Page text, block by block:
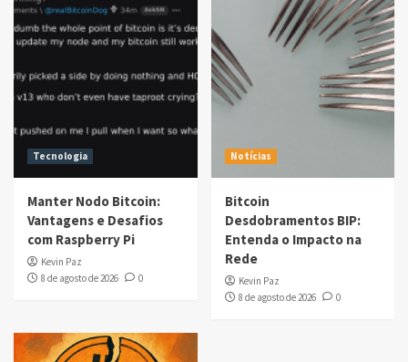
Tecnologia
Manter Nodo Bitcoin:
Vantagens e Desafios
com Raspberry Pi
Kevin Paz
8 de agosto de 2026
0
Notícias
Bitcoin
Desdobramentos BIP:
Entenda o Impacto na
Rede
Kevin Paz
8 de agosto de 2026
0